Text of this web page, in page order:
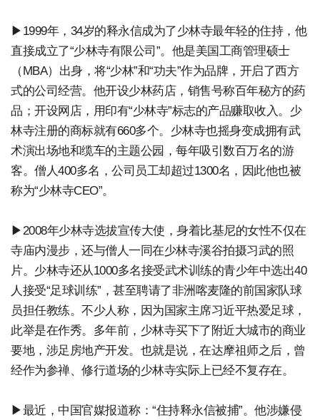
▶1999年，34岁的释永信成为了少林寺最年轻的住持，他
直接成立了“少林寺有限公司”。他是美国工商管理硕士
（MBA）出身，将“少林”和“功夫”作为品牌，开启了西方
式的公司经营。他开设少林药店，销售号称百年秘方的药
品；开设网店，用印有“少林寺”标志的产品赚取收入。少
林寺注册的商标就有660多个。少林寺也摇身变成拥有武
术演出场地和缆车的主题公园，每年吸引数百万名的游
客。僧人400多名，公司员工却超过1300名，因此他也被
称为“少林寺CEO”。
▶2008年少林寺选拔宣传大使，身着比基尼的女性不仅在
寺庙内漫步，还与僧人一同在少林寺溪谷拍摄习武的照
片。少林寺还从1000多名接受武术训练的青少年中选出40
人接受“足球训练”，甚至聘请了非洲喀麦隆的前国家队球
员担任教练。不少人称，因为国家主席习近平热爱足球，
此举是在作秀。多年前，少林寺买下了附近大城市的商业
要地，涉足房地产开发。也就是说，在达摩祖师之后，曾
经作为参禅、修行道场的少林寺实际上已经不复存在。
▶最近，中国官媒报道称：“住持释永信被捕”。他涉嫌侵